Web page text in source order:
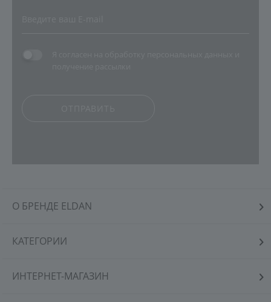
О БРЕНДЕ ELDAN
КАТЕГОРИИ
ИНТЕРНЕТ-МАГАЗИН